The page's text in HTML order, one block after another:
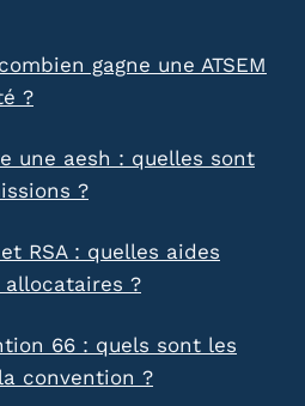
gagne une ATSEM
?
une aesh : quelles sont
?
RSA : quelles aides
?
66 : quels sont les
convention ?